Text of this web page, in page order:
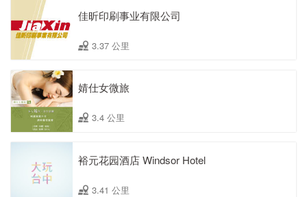
佳昕印刷事业有限公司
3.37 公里
婧仕女微旅
3.4 公里
裕元花园酒店 Windsor Hotel
3.41 公里